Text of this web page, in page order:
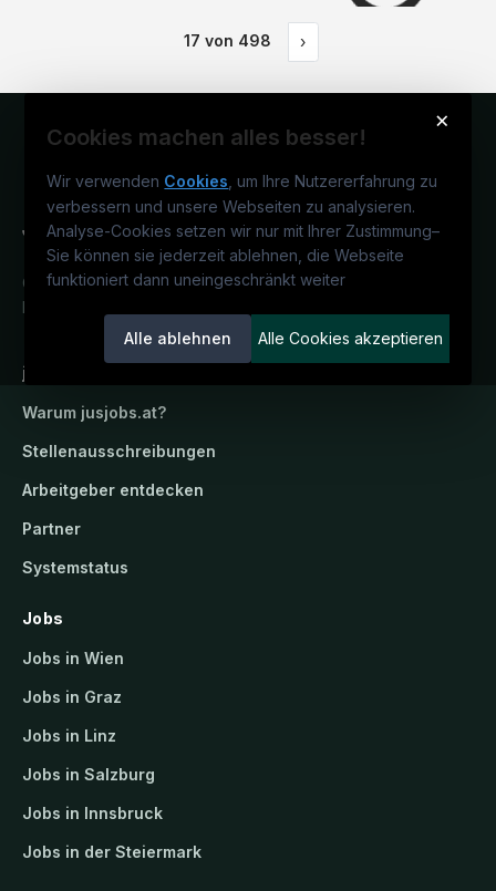
17 von 498 ›
×
Cookies machen alles besser!
Wir verwenden Cookies , um Ihre Nutzererfahrung zu
verbessern und unsere Webseiten zu analysieren.
Analyse-Cookies setzen wir nur mit Ihrer Zustimmung–
Sie können sie jederzeit ablehnen, die Webseite
funktioniert dann uneingeschränkt weiter
Alle ablehnen Alle Cookies akzeptieren
Österreichs juristisches Karriereportal.
Ein Service der candidatis GmbH.
jusjobs.at
Warum jusjobs.at?
Stellenausschreibungen
Arbeitgeber entdecken
Partner
Systemstatus
Jobs
Jobs in Wien
Jobs in Graz
Jobs in Linz
Jobs in Salzburg
Jobs in Innsbruck
Jobs in der Steiermark